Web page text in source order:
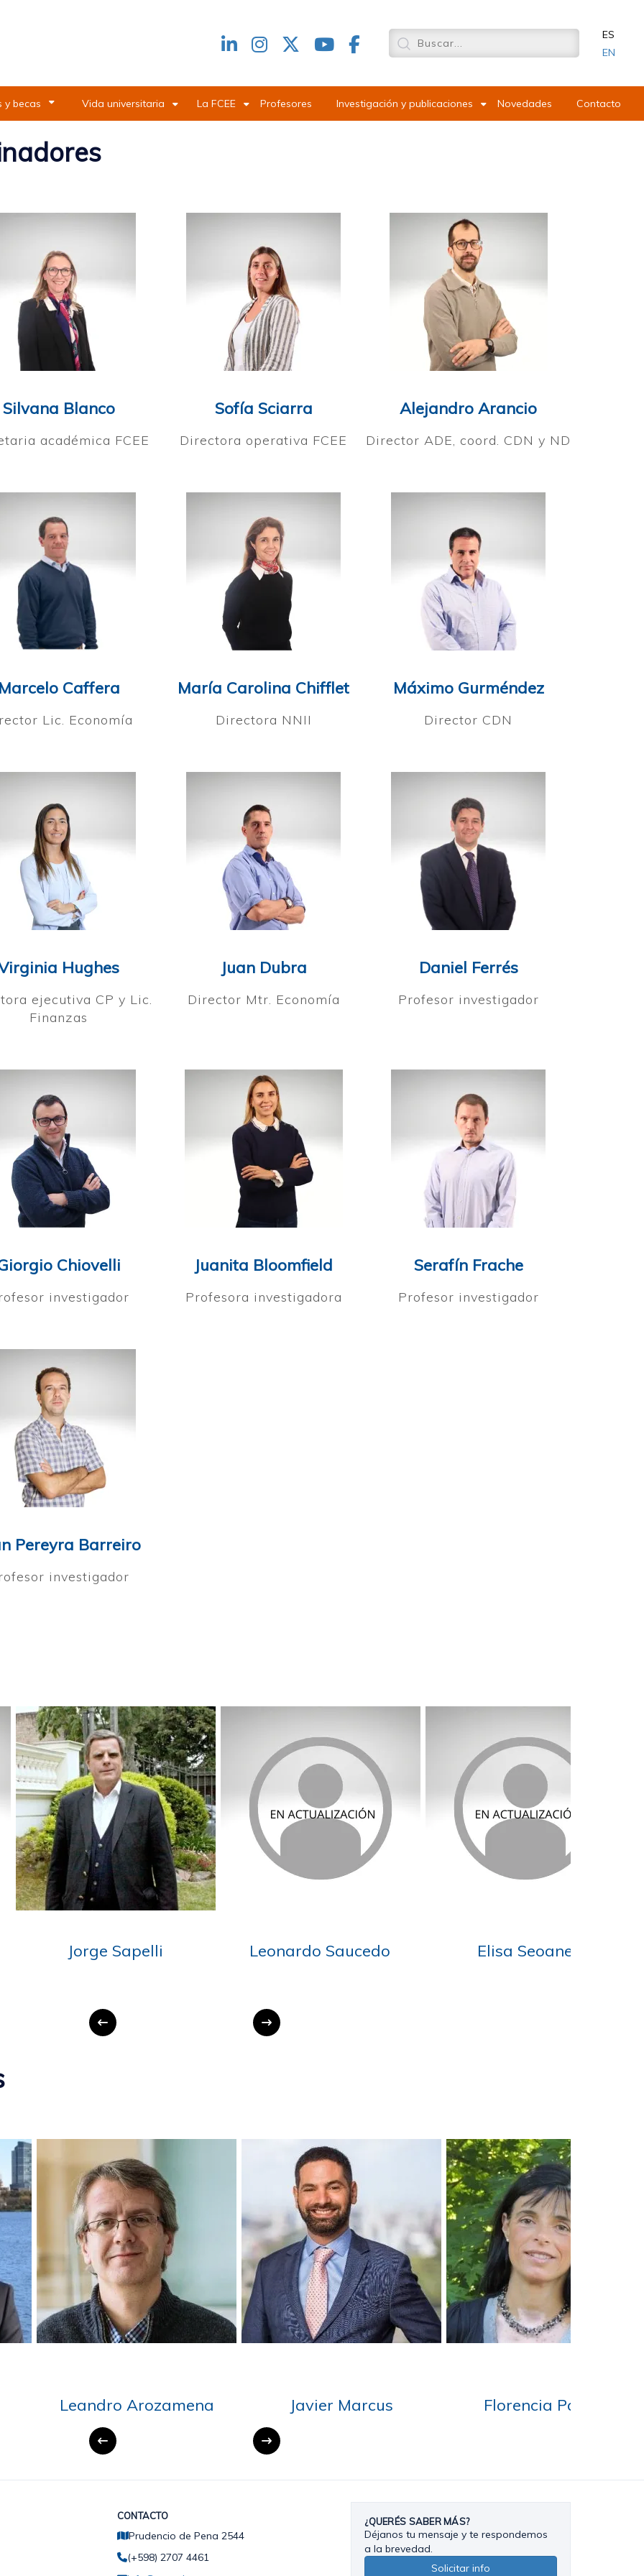
Redes
header
ES
EN
y becas Vida universitaria La FCEE Profesores Investigación y publicaciones Novedades Contacto
Silvana Blanco
académica FCEE
Sofía Sciarra
Directora operativa FCEE
Alejandro Arancio
Director ADE, coord. CDN y ND
Marcelo Caffera
Lic. Economía
María Carolina Chifflet
Directora NNII
Máximo Gurméndez
Director CDN
Hughes
ejecutiva CP y Lic.
Finanzas
Juan Dubra
Director Mtr. Economía
Daniel Ferrés
Profesor investigador
Chiovelli
investigador
Juanita Bloomfield
Profesora investigadora
Serafín Frache
Profesor investigador
Pereyra Barreiro
investigador
Elisa Seoane Alejandro Stanham Celia Zunini
Florencia Paolini Ahmad Rahnema Lorenzo Preve
CONTACTO
Prudencio de Pena 2544
(+598) 2707 4461
¿QUERÉS SABER MÁS?
Déjanos tu mensaje y te respondemos
a la brevedad.
Solicitar info